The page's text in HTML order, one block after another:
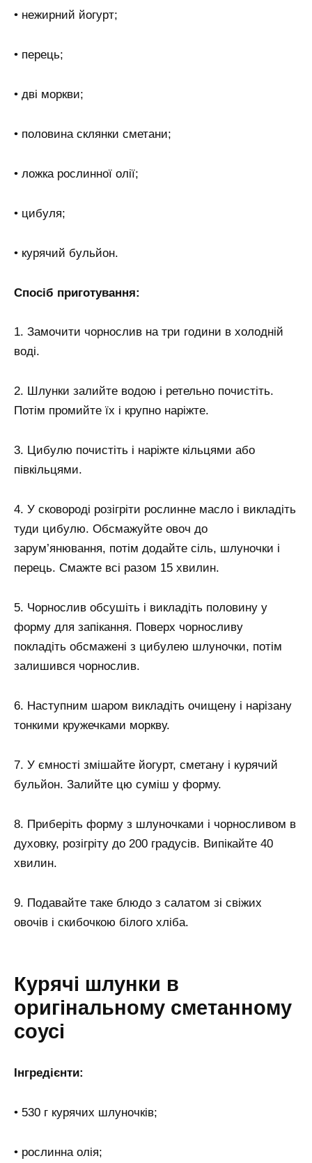
• нежирний йогурт;
• перець;
• дві моркви;
• половина склянки сметани;
• ложка рослинної олії;
• цибуля;
• курячий бульйон.
Спосіб приготування:
1. Замочити чорнослив на три години в холодній
воді.
2. Шлунки залийте водою і ретельно почистіть.
Потім промийте їх і крупно наріжте.
3. Цибулю почистіть і наріжте кільцями або
півкільцями.
4. У сковороді розігріти рослинне масло і викладіть
туди цибулю. Обсмажуйте овоч до
зарум’янювання, потім додайте сіль, шлуночки і
перець. Смажте всі разом 15 хвилин.
5. Чорнослив обсушіть і викладіть половину у
форму для запікання. Поверх чорносливу
покладіть обсмажені з цибулею шлуночки, потім
залишився чорнослив.
6. Наступним шаром викладіть очищену і нарізану
тонкими кружечками моркву.
7. У ємності змішайте йогурт, сметану і курячий
бульйон. Залийте цю суміш у форму.
8. Приберіть форму з шлуночками і чорносливом в
духовку, розігріту до 200 градусів. Випікайте 40
хвилин.
9. Подавайте таке блюдо з салатом зі свіжих
овочів і скибочкою білого хліба.
Курячі шлунки в
оригінальному сметанному
соусі
Інгредієнти:
• 530 г курячих шлуночків;
• рослинна олія;